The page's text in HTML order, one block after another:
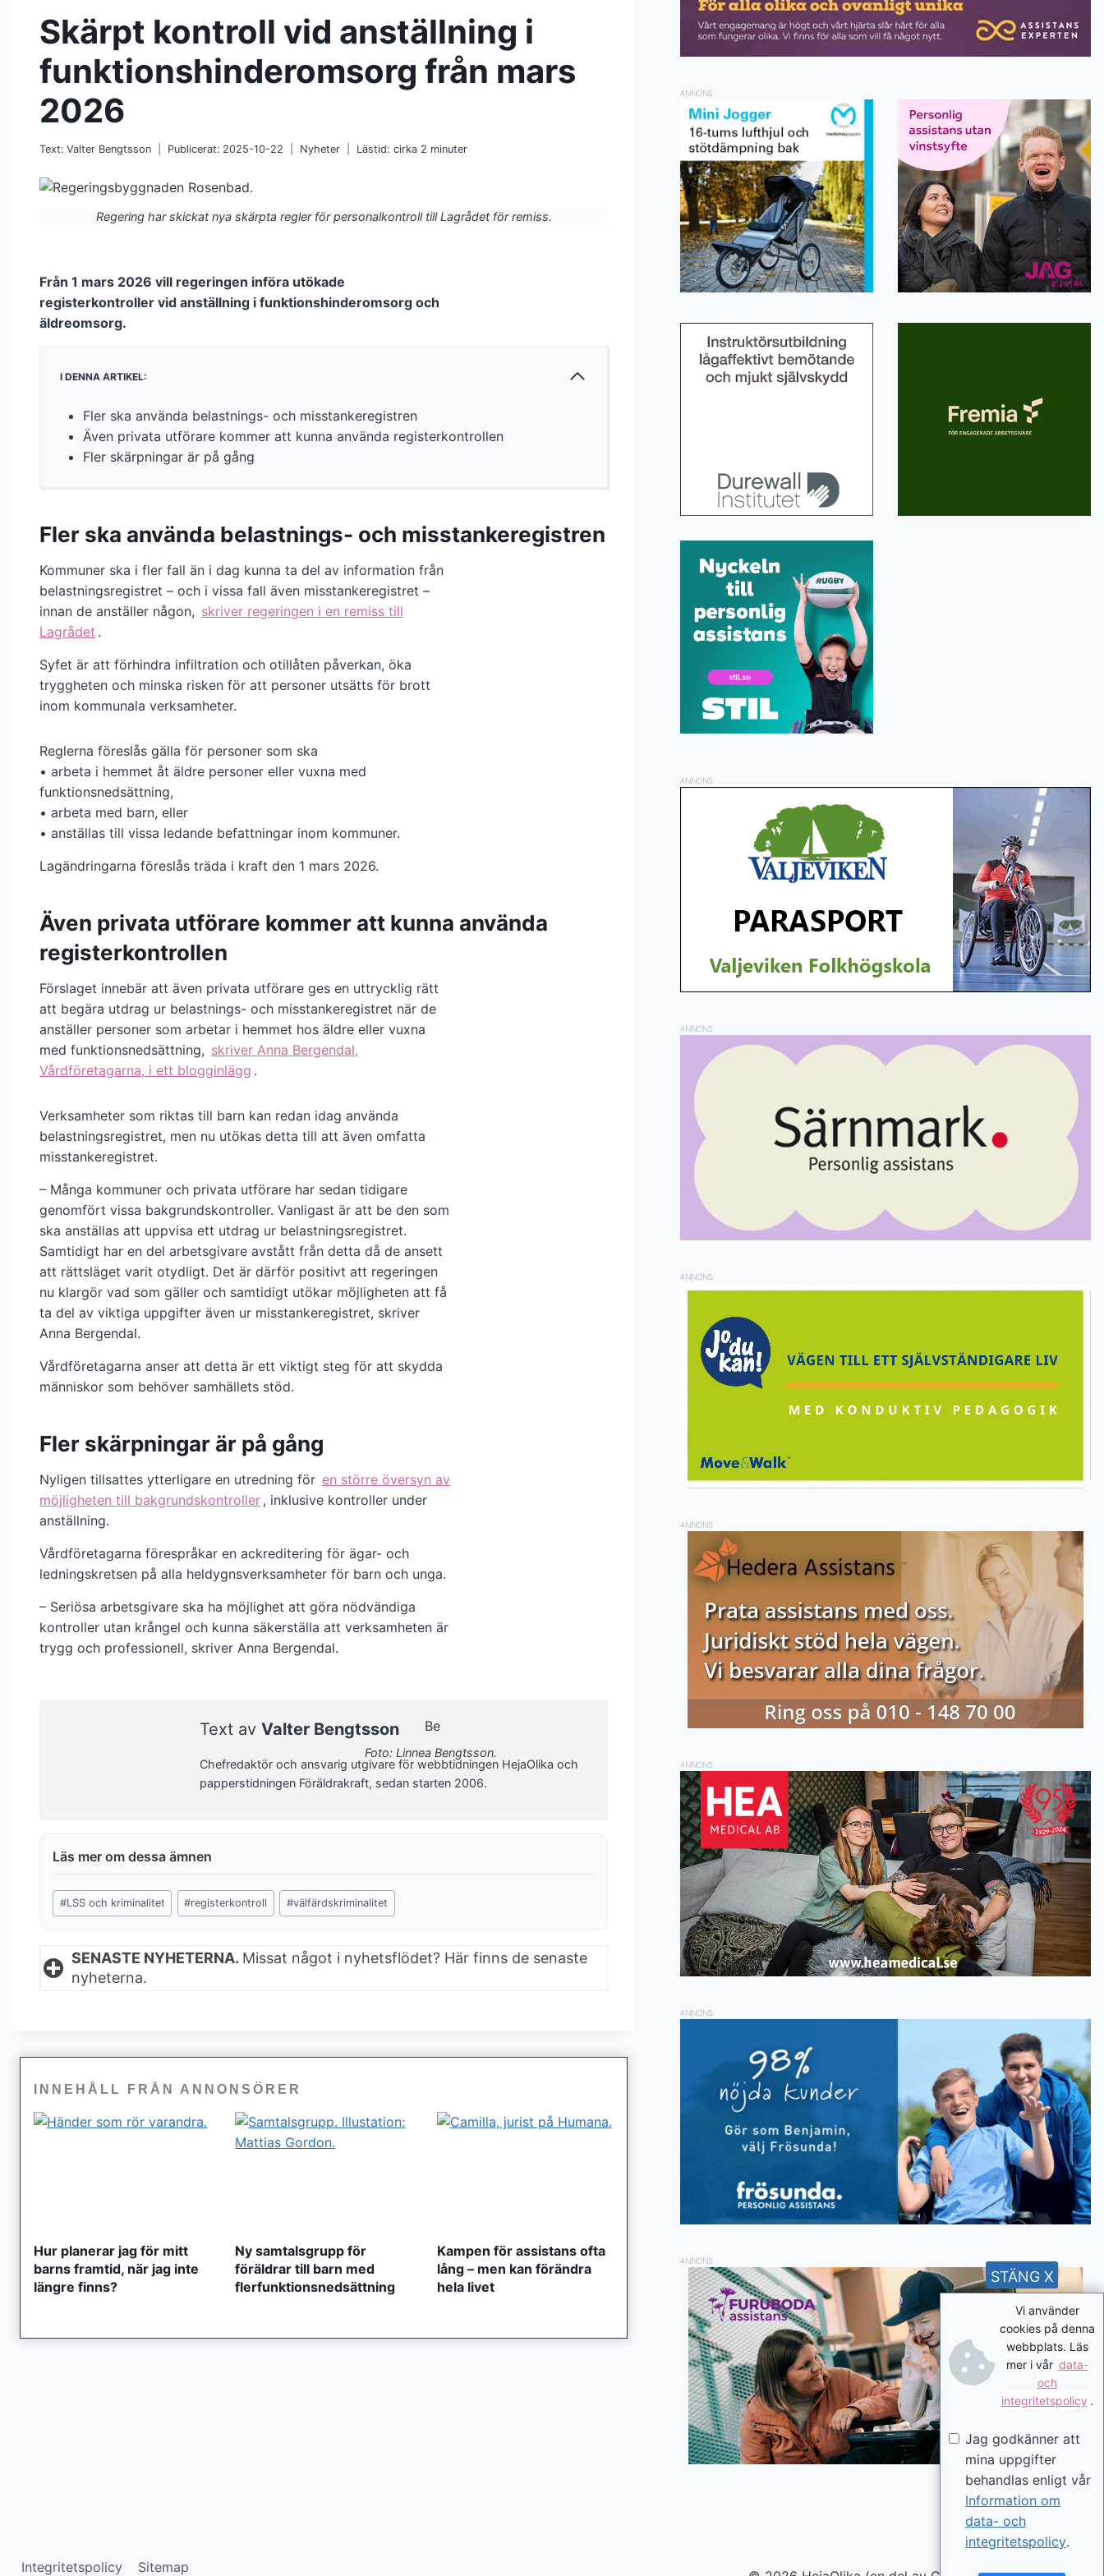
Skärpt kontroll vid anställning i
funktionshinderomsorg från mars
2026
Text: Valter Bengtsson Publicerat: 2025-10-22 Nyheter Lästid: cirka 2 minuter
Regering har skickat nya skärpta regler för personalkontroll till Lagrådet för remiss.
Från 1 mars 2026 vill regeringen införa utökade
registerkontroller vid anställning i funktionshinderomsorg och
äldreomsorg.
I DENNA ARTIKEL:
Fler ska använda belastnings- och misstankeregistren
Även privata utförare kommer att kunna använda registerkontrollen
Fler skärpningar är på gång
Fler ska använda belastnings- och misstankeregistren
Kommuner ska i fler fall än i dag kunna ta del av information från
belastningsregistret – och i vissa fall även misstankeregistret –
innan de anställer någon, skriver regeringen i en remiss till
Lagrådet .
Syfet är att förhindra infiltration och otillåten påverkan, öka
tryggheten och minska risken för att personer utsätts för brott
inom kommunala verksamheter.
Reglerna föreslås gälla för personer som ska
• arbeta i hemmet åt äldre personer eller vuxna med
funktionsnedsättning,
• arbeta med barn, eller
• anställas till vissa ledande befattningar inom kommuner.
Lagändringarna föreslås träda i kraft den 1 mars 2026.
Även privata utförare kommer att kunna använda
registerkontrollen
Förslaget innebär att även privata utförare ges en uttrycklig rätt
att begära utdrag ur belastnings- och misstankeregistret när de
anställer personer som arbetar i hemmet hos äldre eller vuxna
med funktionsnedsättning, skriver Anna Bergendal,
Vårdföretagarna, i ett blogginlägg .
Verksamheter som riktas till barn kan redan idag använda
belastningsregistret, men nu utökas detta till att även omfatta
misstankeregistret.
– Många kommuner och privata utförare har sedan tidigare
genomfört vissa bakgrundskontroller. Vanligast är att be den som
ska anställas att uppvisa ett utdrag ur belastningsregistret.
Samtidigt har en del arbetsgivare avstått från detta då de ansett
att rättsläget varit otydligt. Det är därför positivt att regeringen
nu klargör vad som gäller och samtidigt utökar möjligheten att få
ta del av viktiga uppgifter även ur misstankeregistret, skriver
Anna Bergendal.
Vårdföretagarna anser att detta är ett viktigt steg för att skydda
människor som behöver samhällets stöd.
Fler skärpningar är på gång
Nyligen tillsattes ytterligare en utredning för en större översyn av
möjligheten till bakgrundskontroller , inklusive kontroller under
anställning.
Vårdföretagarna förespråkar en ackreditering för ägar- och
ledningskretsen på alla heldygnsverksamheter för barn och unga.
– Seriösa arbetsgivare ska ha möjlighet att göra nödvändiga
kontroller utan krångel och kunna säkerställa att verksamheten är
trygg och professionell, skriver Anna Bergendal.
Foto: Linnea Bengtsson.
Text av Valter Bengtsson
Chefredaktör och ansvarig utgivare för webbtidningen HejaOlika och
papperstidningen Föräldrakraft, sedan starten 2006.
Post
Tags:
#LSS och kriminalitet #registerkontroll #välfärdskriminalitet
SENASTE NYHETERNA. Missat något i nyhetsflödet? Här finns de senaste
nyheterna.
INNEHÅLL FRÅN ANNONSÖRER
Hur planerar jag för mitt
barns framtid, när jag inte
längre finns?
Ny samtalsgrupp för
föräldrar till barn med
flerfunktionsnedsättning
Kampen för assistans ofta
lång – men kan förändra
hela livet
ANNONS
ANNONS
ANNONS
ANNONS
ANNONS
ANNONS
ANNONS
ANNONS
Integritetspolicy Sitemap
Vi använder
cookies på denna
webbplats. Läs
mer i vår data-
och
integritetspolicy .
Jag godkänner att
mina uppgifter
behandlas enligt vår
Information om
data- och
integritetspolicy.
STÄNG X